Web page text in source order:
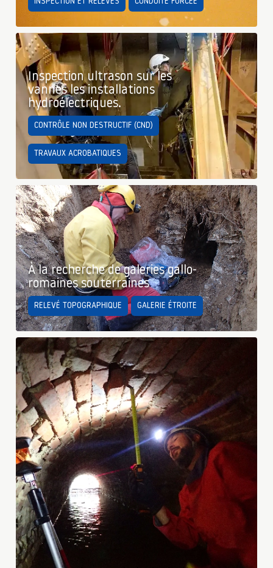
Inspection ultrason sur les
vannes les installations
hydroélectriques.
CONTRÔLE NON DESTRUCTIF (CND)
TRAVAUX ACROBATIQUES
À la recherche de galeries gallo-
romaines souterraines
RELEVÉ TOPOGRAPHIQUE GALERIE ÉTROITE